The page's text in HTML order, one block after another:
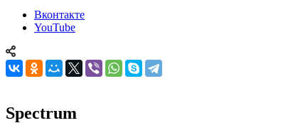
Вконтакте
YouTube
Spectrum